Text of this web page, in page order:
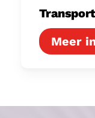
Transport